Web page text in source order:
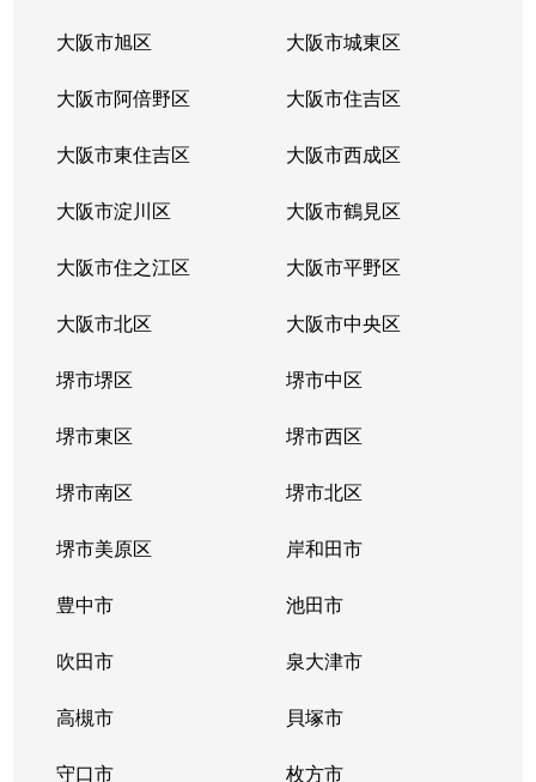
大阪市旭区 大阪市城東区
大阪市阿倍野区 大阪市住吉区
大阪市東住吉区 大阪市西成区
大阪市淀川区 大阪市鶴見区
大阪市住之江区 大阪市平野区
大阪市北区 大阪市中央区
堺市堺区 堺市中区
堺市東区 堺市西区
堺市南区 堺市北区
堺市美原区 岸和田市
豊中市 池田市
吹田市 泉大津市
高槻市 貝塚市
守口市 枚方市